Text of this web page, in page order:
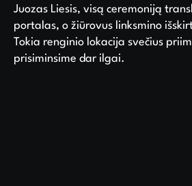
Juozas Liesis, visą ceremoniją
portalas, o žiūrovus linksmino
Tokia renginio lokacija svečius
prisiminsime dar ilgai.